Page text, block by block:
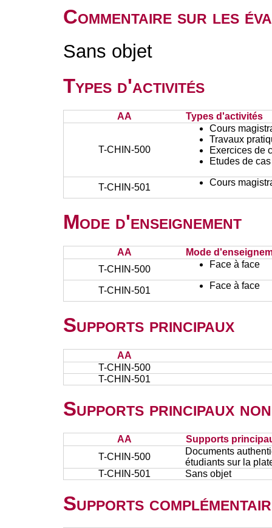
Commentaire sur les
Sans objet
Types d'activités
AA Types d'activités
T-CHIN-500
Cours
Travaux
Exercices de
Etudes de cas
T-CHIN-501 Cours
Mode d'enseignement
AA
Mode
T-CHIN-500
Face à face
T-CHIN-501 Face à face
Supports principaux
AA
T-CHIN-500
T-CHIN-501
Supports principaux
AA
Supports
T-CHIN-500
Documents
étudiants sur la
T-CHIN-501
Sans objet
Supports